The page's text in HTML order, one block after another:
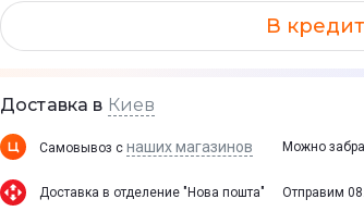
В кредит
Доставка в Киев
Самовывоз с наших магазинов Можно
Доставка в отделение "Нова пошта" Отправим